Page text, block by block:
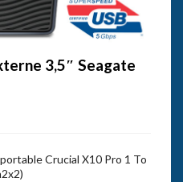
3,5″ Seagate
Crucial X10 Pro 1 To